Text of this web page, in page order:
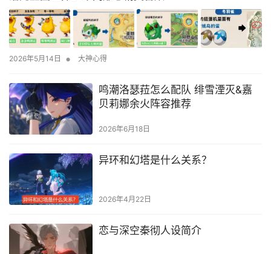
2026年5月14日 • 大神心得
鸣潮洛瑟菈怎么配队 绯雪湮灭&嘉
贝莉娜余火阵容推荐
2026年6月18日
异环和幻塔是什么关系？
2026年4月22日
恋与深空秦彻人设简介